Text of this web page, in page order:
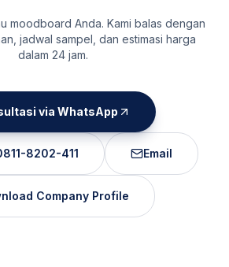
moodboard Anda. Kami balas dengan
jadwal sampel, dan estimasi harga
dalam 24 jam.
via WhatsApp
8202-411 Email
Company Profile